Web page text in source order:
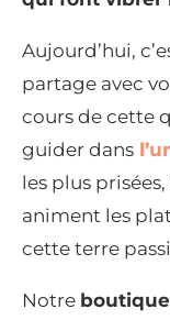
Aujourd’hui,
partage avec
cours de cette
guider dans
les plus
animent les
cette terre
Notre